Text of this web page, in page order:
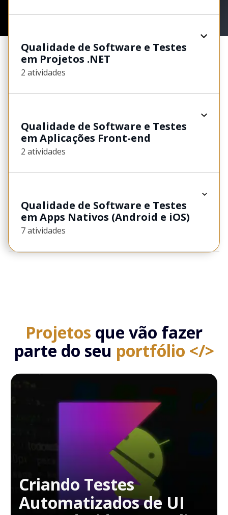
Qualidade de Software e Testes
em Projetos .NET
2 atividades
Qualidade de Software e Testes
em Aplicações Front-end
2 atividades
Qualidade de Software e Testes
em Apps Nativos (Android e iOS)
7 atividades
Projetos que vão fazer
parte do seu portfólio </>
Criando Testes
Automatizados de UI